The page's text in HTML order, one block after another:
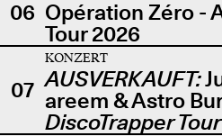
06 Opération Zéro -
Tour 2026
07
KONZERT
AUSVERKAUFT:
areem & Astro
DiscoTrapper